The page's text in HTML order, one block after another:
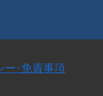
ー･免責事項